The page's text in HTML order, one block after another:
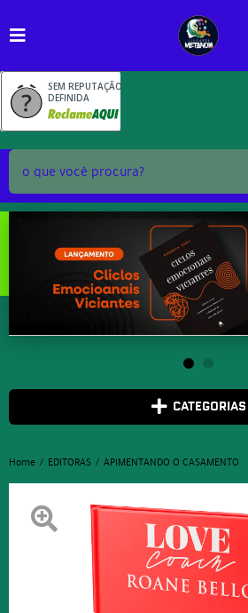
SEM REPUTAÇÃO
DEFINIDA
CATEGORIAS
Home EDITORAS APIMENTANDO O CASAMENTO